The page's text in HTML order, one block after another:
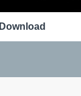
Download